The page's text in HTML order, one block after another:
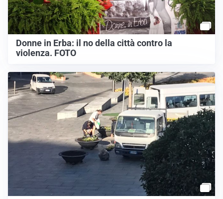
Donne in Erba: il no della città contro la
violenza. FOTO